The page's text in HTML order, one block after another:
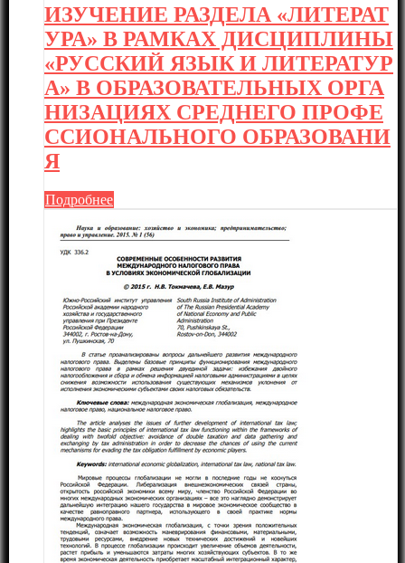
ИЗУЧЕНИЕ РАЗДЕЛА «ЛИТЕРАТ
УРА» В РАМКАХ ДИСЦИПЛИНЫ
«РУССКИЙ ЯЗЫК И ЛИТЕРАТУР
А» В ОБРАЗОВАТЕЛЬНЫХ ОРГА
НИЗАЦИЯХ СРЕДНЕГО ПРОФЕ
ССИОНАЛЬНОГО ОБРАЗОВАНИ
Я
Подробнее